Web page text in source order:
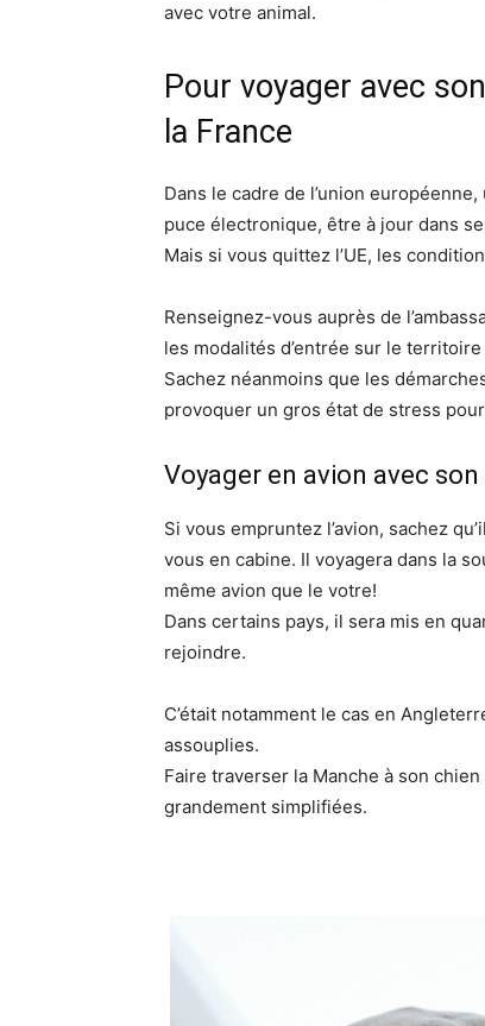
avec votre animal.
Pour voyager avec
la France
Dans le cadre de l’union
puce électronique, être à jour dans
Mais si vous quittez l’UE, les
Renseignez-vous auprès de
les modalités d’entrée sur le
Sachez néanmoins que les
provoquer un gros état de stress
Voyager en avion avec
Si vous empruntez l’avion, sachez
vous en cabine. Il voyagera dans la
même avion que le votre!
Dans certains pays, il sera mis en
rejoindre.
C’était notamment le cas en
assouplies.
Faire traverser la Manche à son
grandement simplifiées.